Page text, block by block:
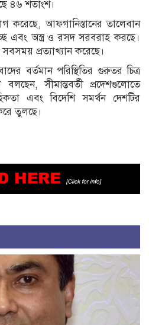
৪৬ শতাংশ।
করেছে, আফগানিস্তানের তালেবান
এবং অস্ত্র ও রসদ সরবরাহ করছে।
প্রত্যাখ্যান করেছে।
বর্তমান পরিস্থিতির গুরুতর চিত্র
সীমান্তবর্তী প্রদেশগুলোতে
এবং বিদেশি সমর্থন দেশটির
তুলছে।